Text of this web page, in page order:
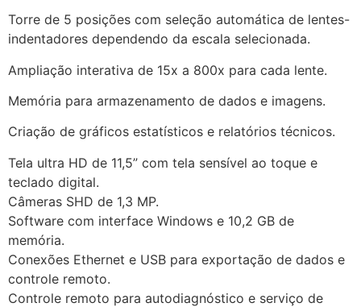
Torre de 5 posições com seleção automática de lentes-
indentadores dependendo da escala selecionada.
Ampliação interativa de 15x a 800x para cada lente.
Memória para armazenamento de dados e imagens.
Criação de gráficos estatísticos e relatórios técnicos.
Tela ultra HD de 11,5” com tela sensível ao toque e
teclado digital.
Câmeras SHD de 1,3 MP.
Software com interface Windows e 10,2 GB de
memória.
Conexões Ethernet e USB para exportação de dados e
controle remoto.
Controle remoto para autodiagnóstico e serviço de